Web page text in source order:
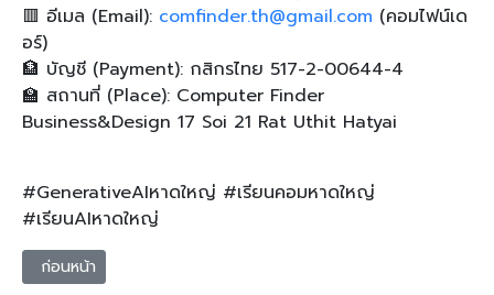
🟥 อีเมล (Email): comfinder.th@gmail.com (คอมไฟน์เด
อร์)
🏦 บัญชี (Payment): กสิกรไทย 517-2-00644-4
🏫 สถานที่ (Place): Computer Finder
Business&Design 17 Soi 21 Rat Uthit Hatyai
#GenerativeAIหาดใหญ่ #เรียนคอมหาดใหญ่
#เรียนAIหาดใหญ่
เนื้อหาก่อนหน้า: ปลดล็อกศักยภาพดิจิทัล: สร้างสรรค์ด้วย AI และ
ก่อนหน้า